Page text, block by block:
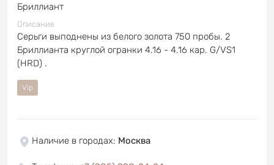
Бриллиант
Описание
Серьги выподнены из белого золота 750 пробы. 2
Бриллианта круглой огранки 4.16 - 4.16 кар. G/VS1
(HRD) .
Vip
Наличие в городах: Москва